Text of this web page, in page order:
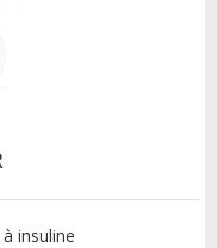
insuline